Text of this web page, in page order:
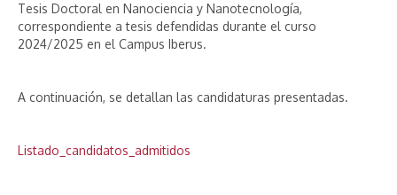
Tesis Doctoral en Nanociencia y Nanotecnología,
correspondiente a tesis defendidas durante el curso
2024/2025 en el Campus Iberus.
A continuación, se detallan las candidaturas presentadas.
Listado_candidatos_admitidos